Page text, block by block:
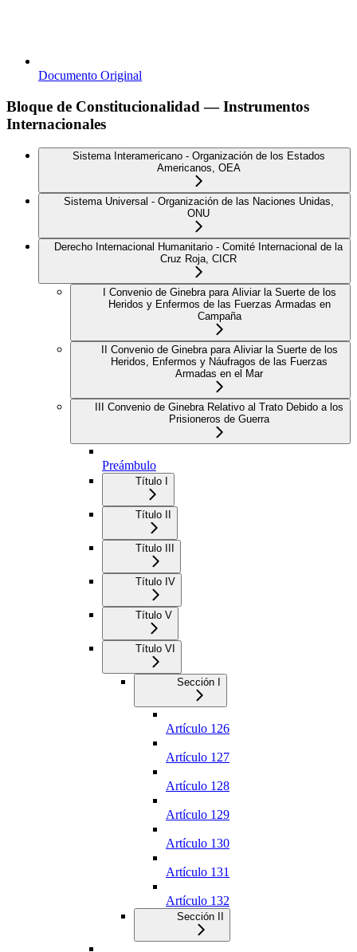
Documento Original
Bloque de Constitucionalidad — Instrumentos
Internacionales
Sistema Interamericano - Organización de los Estados
Americanos, OEA
Sistema Universal - Organización de las Naciones Unidas,
ONU
Derecho Internacional Humanitario - Comité Internacional de la
Cruz Roja, CICR
I Convenio de Ginebra para Aliviar la Suerte de los
Heridos y Enfermos de las Fuerzas Armadas en
Campaña
II Convenio de Ginebra para Aliviar la Suerte de los
Heridos, Enfermos y Náufragos de las Fuerzas
Armadas en el Mar
III Convenio de Ginebra Relativo al Trato Debido a los
Prisioneros de Guerra
Preámbulo
Título I
Título II
Título III
Título IV
Título V
Título VI
Sección I
Artículo 126
Artículo 127
Artículo 128
Artículo 129
Artículo 130
Artículo 131
Artículo 132
Sección II